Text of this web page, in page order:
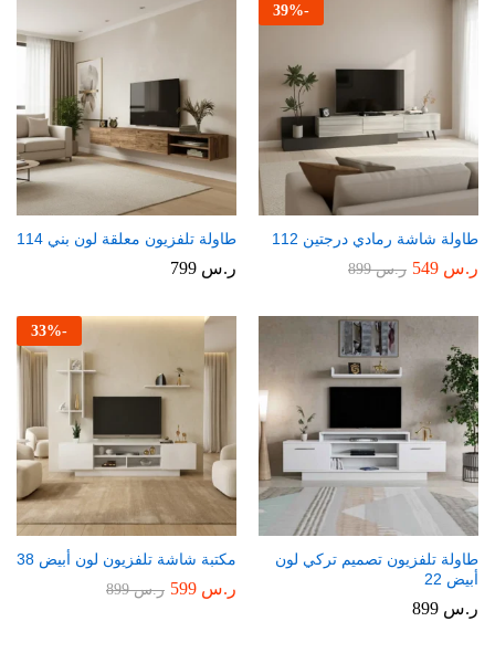
-
39%
طاولة شاشة رمادي درجتين 112
ر.س ر.س899
طاولة تلفزيون معلقة لون بني 114
ر.س
طاولة تلفزيون تصميم تركي لون
أبيض 22
ر.س
-
33%
مكتبة شاشة تلفزيون لون أبيض 38
ر.س ر.س899